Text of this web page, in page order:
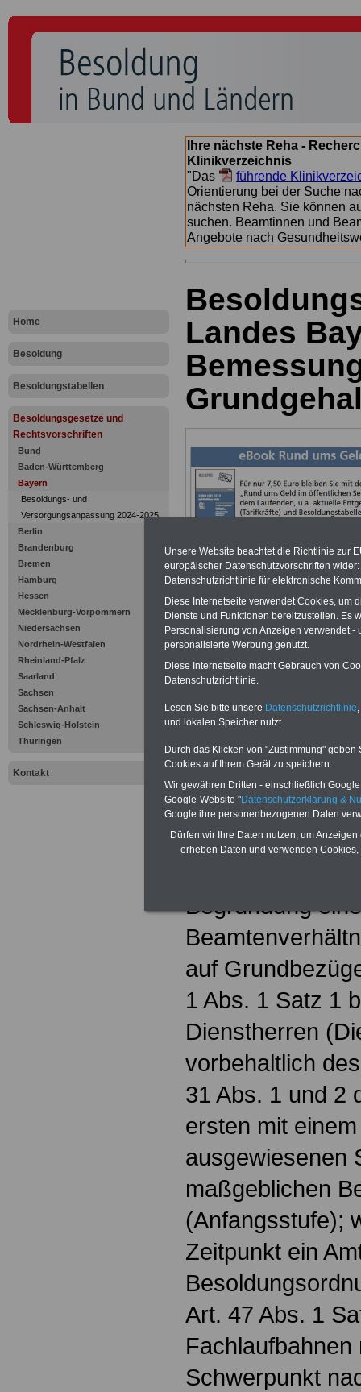
Home
Besoldung
Besoldungstabellen
Besoldungsgesetze und
Rechtsvorschriften
Bund
Baden-Württemberg
Bayern
Besoldungs- und
Versorgungsanpassung 2024-2025
Berlin
Brandenburg
Bremen
Hamburg
Hessen
Mecklenburg-Vorpommern
Niedersachsen
Nordrhein-Westfalen
Rheinland-Pfalz
Saarland
Sachsen
Sachsen-Anhalt
Schleswig-Holstein
Thüringen
Kontakt
Ihre nächste Reha -
Klinikverzeichnis
"Das
führende
Orientierung bei der Suche
nächsten Reha. Sie können
suchen. Beamtinnen und
Angebote nach
Landes
Zur Übersicht
Bayern:
Art. 30
Grundgehalts
(1) Das
Begründung
auf
1 Abs. 1 Satz 1
Dienstherren
vorbehaltlich
31 Abs. 1 und 2
ersten mit
ausgewiesenen
maßgeblichen
(Anfangsstufe);
Zeitpunkt ein
Art. 47 Abs. 1
Schwerpunkt
Unsere Website beachtet die Richtlinie zur
europäischer Datenschutzvorschriften
Datenschutzrichtlinie für elektronische
Diese Internetseite verwendet Cookies, um
Dienste und Funktionen bereitzustellen. Es
Personalisierung von Anzeigen verwendet
personalisierte Werbung genutzt.
Diese Internetseite macht Gebrauch von
Datenschutzrichtlinie.
Lesen Sie bitte unsere Datenschutzrichtlinie
und lokalen Speicher nutzt.
Durch das Klicken von "Zustimmung"
Cookies auf Ihrem Gerät zu speichern.
Wir gewähren Dritten - einschließlich
Google-Website "Datenschutzerklärung &
Google ihre personenbezogenen Daten
Dürfen wir Ihre Daten nutzen, um
erheben Daten und verwenden